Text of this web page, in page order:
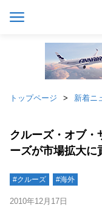
トップページ 新着ニ
クルーズ・オブ・
ーズが市場拡大に
#クルーズ #海外
2010年12月17日